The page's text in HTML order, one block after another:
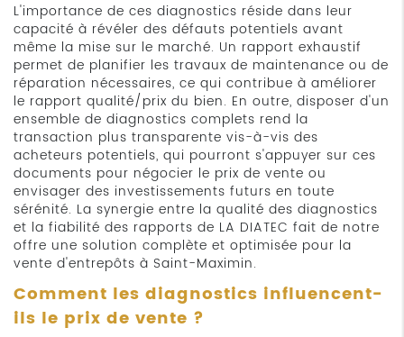
L'importance de ces diagnostics réside dans leur
capacité à révéler des défauts potentiels avant
même la mise sur le marché. Un rapport exhaustif
permet de planifier les travaux de maintenance ou de
réparation nécessaires, ce qui contribue à améliorer
le rapport qualité/prix du bien. En outre, disposer d'un
ensemble de diagnostics complets rend la
transaction plus transparente vis-à-vis des
acheteurs potentiels, qui pourront s'appuyer sur ces
documents pour négocier le prix de vente ou
envisager des investissements futurs en toute
sérénité. La synergie entre la qualité des diagnostics
et la fiabilité des rapports de LA DIATEC fait de notre
offre une solution complète et optimisée pour la
vente d'entrepôts à Saint-Maximin.
Comment les diagnostics influencent-
ils le prix de vente ?